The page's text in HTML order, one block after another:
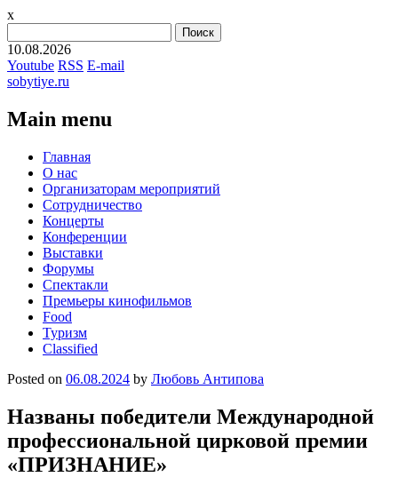
x
10.08.2026
Youtube RSS E-mail
sobytiye.ru
Main menu
Skip
content
Главная
О нас
Организаторам мероприятий
Сотрудничество
Концерты
Конференции
Выставки
Форумы
Спектакли
Премьеры кинофильмов
Food
Туризм
Сlassified
Posted on 06.08.2024 by Любовь Антипова
Названы победители Международной
профессиональной цирковой премии
«ПРИЗНАНИЕ»